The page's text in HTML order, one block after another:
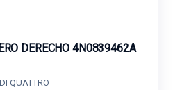
DERECHO 4N0839462A
QUATTRO